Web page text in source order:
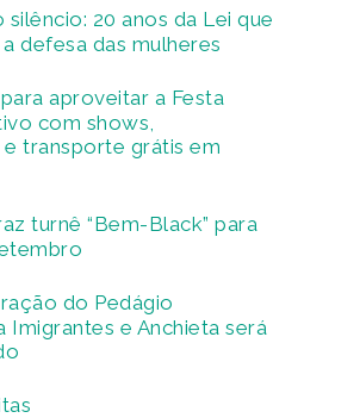
20 anos da Lei que
defesa das mulheres
aproveitar a Festa
com shows,
transporte grátis em
turnê “Bem-Black” para
do Pedágio
Imigrantes e Anchieta será